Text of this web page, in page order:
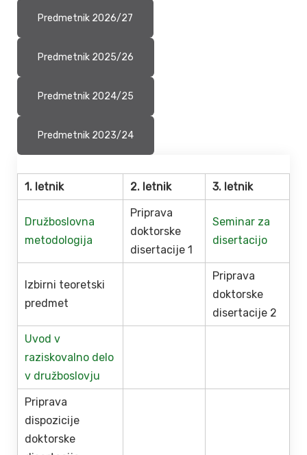
Predmetnik 2026/27
Predmetnik 2025/26
Predmetnik 2024/25
Predmetnik 2023/24
1. letnik 2. letnik 3. letnik
Družboslovna
metodologija
Priprava
doktorske
disertacije 1
Seminar za
disertacijo
Izbirni teoretski
predmet
Priprava
doktorske
disertacije 2
Uvod v
raziskovalno delo
v družboslovju
Priprava
dispozicije
doktorske